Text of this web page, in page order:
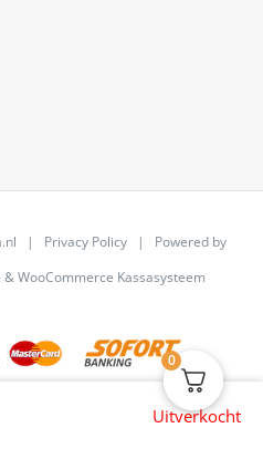
Uitverkocht
| Privacy Policy | Powered by
&WooCommerce Kassasysteem
0